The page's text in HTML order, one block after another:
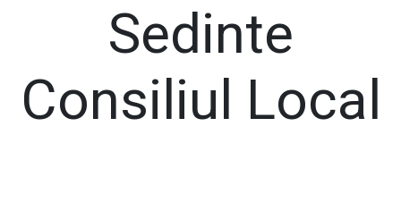
Sedinte
Consiliul Local